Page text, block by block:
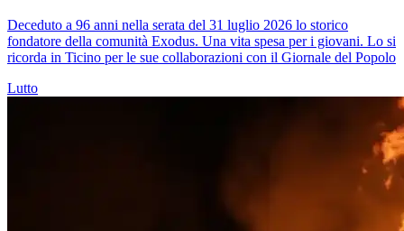
Deceduto a 96 anni nella serata del 31 luglio 2026 lo storico
fondatore della comunità Exodus. Una vita spesa per i giovani. Lo si
ricorda in Ticino per le sue collaborazioni con il Giornale del Popolo
Lutto